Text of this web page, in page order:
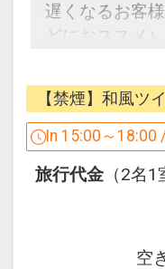
【大浴場】
温もりと、景
つらえた、趣
楽しみいただ
大雪の湯（天
天華の湯（峡
が一望できま
遅くなるお客
どにおススメ♪
お手頃な素泊
をお楽しみく
※こちらのプラ
ません。
※当日に夕食
ロントまでお
夕食6，500
【禁煙】和風ツ
In 15:00～18:00
旅行代金 （2名
空